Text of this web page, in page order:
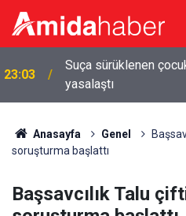
23:03
Suça sürüklenen
yasalaştı
Anasayfa Genel
soruşturma başlattı
Başsavcılık Talu